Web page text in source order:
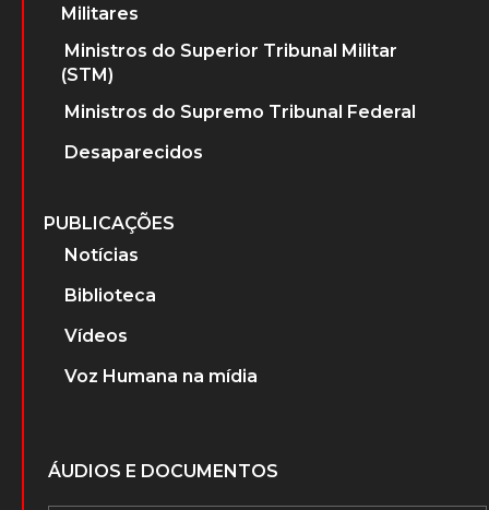
Militares
Ministros do Superior Tribunal Militar
(STM)
Ministros do Supremo Tribunal Federal
Desaparecidos
PUBLICAÇÕES
Notícias
Biblioteca
Vídeos
Voz Humana na mídia
ÁUDIOS E DOCUMENTOS